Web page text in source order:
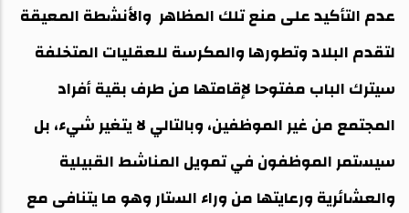
عدم التأكيد على منع تلك المظاهر والأنشطة المعيقة
لتقدم البلاد وتطورها والمكرسة للعقليات المتخلفة
سيترك الباب مفتوحا لإقامتها من طرف بقية أفراد
المجتمع من غير الموظفين، وبالتالي لا يتغير شيء، بل
سيستمر الموظفون في تمويل المناشط القبيلية
والعشائرية ورعايتها من وراء الستار وهو ما يتنافى مع